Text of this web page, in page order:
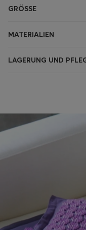
GRÖSSE
MATERIALIEN
LAGERUNG UND